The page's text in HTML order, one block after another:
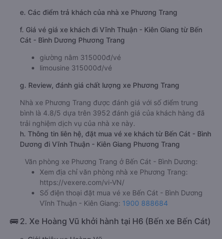
e. Các điểm trả khách của nhà xe Phương Trang
f. Giá vé giá xe khách đi Vĩnh Thuận - Kiên Giang từ Bến
Cát - Bình Dương Phương Trang
giường nằm 315000đ/vé
limousine 315000đ/vé
g. Review, đánh giá chất lượng xe Phương Trang
Nhà xe Phương Trang được đánh giá với số điểm trung
bình là 4.8/5 dựa trên 3952 đánh giá của khách hàng đã
trải nghiệm dịch vụ của nhà xe này.
h. Thông tin liên hệ, đặt mua vé xe khách từ Bến Cát - Bình
Dương đi Vĩnh Thuận - Kiên Giang Phương Trang
Văn phòng xe Phương Trang ở Bến Cát - Bình Dương:
Xem địa chỉ văn phòng nhà xe Phương Trang:
https://vexere.com/vi-VN/
Số điện thoại đặt mua vé xe Bến Cát - Bình Dương
Vĩnh Thuận - Kiên Giang: 1900 888684
🚌 2. Xe Hoàng Vũ khởi hành tại H6 (Bến xe Bến Cát)